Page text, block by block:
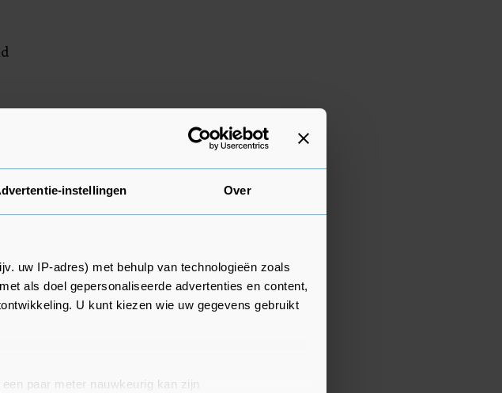
instellingen Over
uw IP-adres) met behulp van technologieën zoals
als doel gepersonaliseerde advertenties en content,
U kunt kiezen wie uw gegevens gebruikt
paar meter nauwkeurig kan zijn